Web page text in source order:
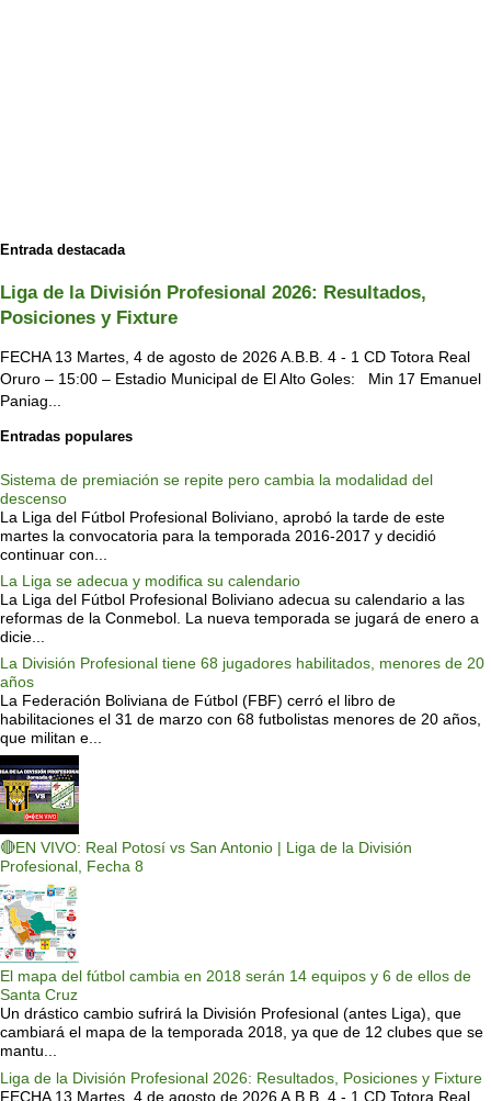
Entrada destacada
Liga de la División Profesional 2026: Resultados,
Posiciones y Fixture
FECHA 13 Martes, 4 de agosto de 2026 A.B.B. 4 - 1 CD Totora Real
Oruro – 15:00 – Estadio Municipal de El Alto Goles: Min 17 Emanuel
Paniag...
Entradas populares
Sistema de premiación se repite pero cambia la modalidad del
descenso
La Liga del Fútbol Profesional Boliviano, aprobó la tarde de este
martes la convocatoria para la temporada 2016-2017 y decidió
continuar con...
La Liga se adecua y modifica su calendario
La Liga del Fútbol Profesional Boliviano adecua su calendario a las
reformas de la Conmebol. La nueva temporada se jugará de enero a
dicie...
La División Profesional tiene 68 jugadores habilitados, menores de 20
años
La Federación Boliviana de Fútbol (FBF) cerró el libro de
habilitaciones el 31 de marzo con 68 futbolistas menores de 20 años,
que militan e...
🔴EN VIVO: Real Potosí vs San Antonio | Liga de la División
Profesional, Fecha 8
El mapa del fútbol cambia en 2018 serán 14 equipos y 6 de ellos de
Santa Cruz
Un drástico cambio sufrirá la División Profesional (antes Liga), que
cambiará el mapa de la temporada 2018, ya que de 12 clubes que se
mantu...
Liga de la División Profesional 2026: Resultados, Posiciones y Fixture
FECHA 13 Martes, 4 de agosto de 2026 A.B.B. 4 - 1 CD Totora Real